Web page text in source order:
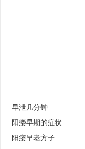
早泄几分钟
阳痿早期的症状
阳痿早老方子